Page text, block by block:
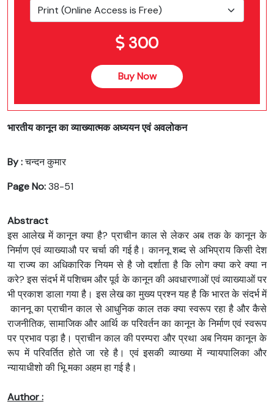
300
Buy Now
भारतीय कानून का व्याख्यात्मक अध्ययन एवं अवलोकन
By :चन्दन कुमार
Page No:38-51
Abstract
इस आलेख में कानून क्या है? प्राचीन काल से लेकर अब तक के कानून के
निर्माण एवं व्याख्याऔ पर चर्चा की गई है। काननू शब्द से अभिप्राय किसी देश
या राज्य का अधिकारिक नियम से है जो दर्शाता है कि लोग क्या करे क्या न
करे? इस संदर्भ में पशिचम और पूर्व के कानून की अवधारणाओं एवं व्याख्याओं पर
भी प्रकाश डाला गया है। इस लेख का मुख्य प्रश्न यह है कि भारत के संदर्भ में
काननू का प्राचीन काल से आधुनिक काल तक क्या स्वरूप रहा है और कैसे
राजनीतिक, सामाजिक और आर्थि क परिवर्तन का कानून के निर्माण एवं स्वरूप
पर प्रभाव पड़ा है। प्राचीन काल की परम्परा और प्रथा अब नियम कानून के
रूप में परिवर्तित होते जा रहे है। एवं इसकी व्याख्या में न्यायपालिका और
न्यायाधीशो की भूि मका अहम हा गई है।
Author :